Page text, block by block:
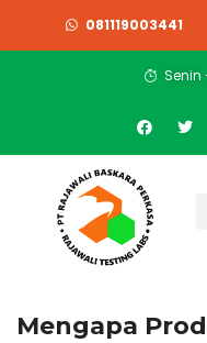
081119003441
Senin
Mengapa